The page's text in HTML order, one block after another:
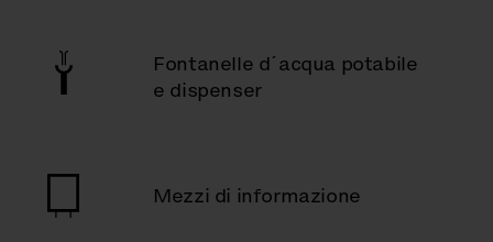
Fontanelle d´acqua potabile
e dispenser
Mezzi di informazione